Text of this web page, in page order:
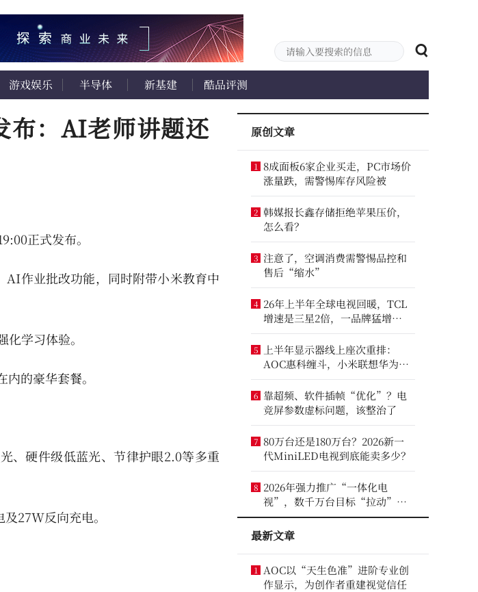
游戏娱乐 半导体 新基建 酷品评测
布：AI老师讲题还
正式发布。
作业批改功能，同时附带小米教育中
学习体验。
的豪华套餐。
、硬件级低蓝光、节律护眼2.0等多重
27W反向充电。
原创文章
1
8成面板6家企业买走，PC市场价
涨量跌，需警惕库存风险被
2 韩媒报长鑫存储拒绝苹果压价，
怎么看？
3 注意了，空调消费需警惕品控和
售后“缩水”
4 26年上半年全球电视回暖，TCL
增速是三星2倍，一品牌猛增
14.8%
5
上半年显示器线上座次重排：
AOC惠科缠斗，小米联想华为进
前八
6 靠超频、软件插帧“优化”？电
竞屏参数虚标问题，该整治了
7 80万台还是180万台？2026新一
代MiniLED电视到底能卖多少？
8 2026年强力推广“一体化电
视”，数千万台目标“拉动”彩
电业？
最新文章
1
AOC以“天生色准”进阶专业创
作显示，为创作者重建视觉信任